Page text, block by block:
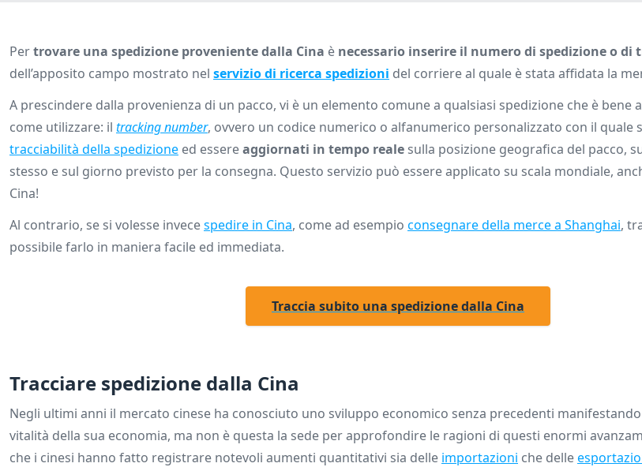
Pertrovare una spedizione proveniente dalla Cina è necessario inserire il numero di spedizione o di
dell’apposito campo mostrato nel servizio di ricerca spedizioni del corriere al quale è stata affidata la
A prescindere dalla provenienza di un pacco, vi è un elemento comune a qualsiasi spedizione che è bene
come utilizzare: il tracking number, ovvero un codice numerico o alfanumerico personalizzato con il quale
tracciabilità della spedizione ed essereaggiornati in tempo reale sulla posizione geografica del pacco,
stesso e sul giorno previsto per la consegna. Questo servizio può essere applicato su scala mondiale,
Cina!
Al contrario, se si volesse invecespedire in Cina, come ad esempio consegnare della merce a Shanghai,
possibile farlo in maniera facile ed immediata.
Traccia subito una spedizione dalla Cina
Tracciare spedizione dalla Cina
Negli ultimi anni il mercato cinese ha conosciuto uno sviluppo economico senza precedenti
vitalità della sua economia, ma non è questa la sede per approfondire le ragioni di questi enormi
che i cinesi hanno fatto registrare notevoli aumenti quantitativi sia delle importazioni che delle